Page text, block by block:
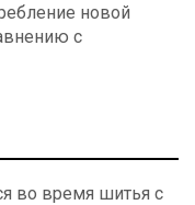
новой
с
во время шитья с